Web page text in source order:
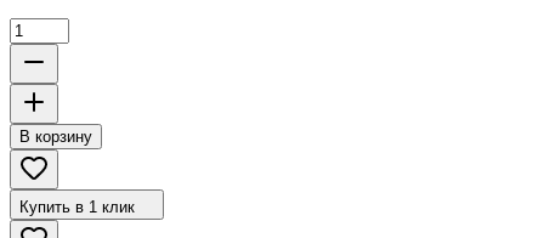
В корзину
Купить в 1 клик